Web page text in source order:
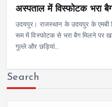
अस्पताल में विस्फोटक भरा
उदयपुर। राजस्थान के उदयपुर के एमबी
रूम में विस्फोटक से भरा बैग मिलने पर
गुल्ले और छड़ियां…
Search